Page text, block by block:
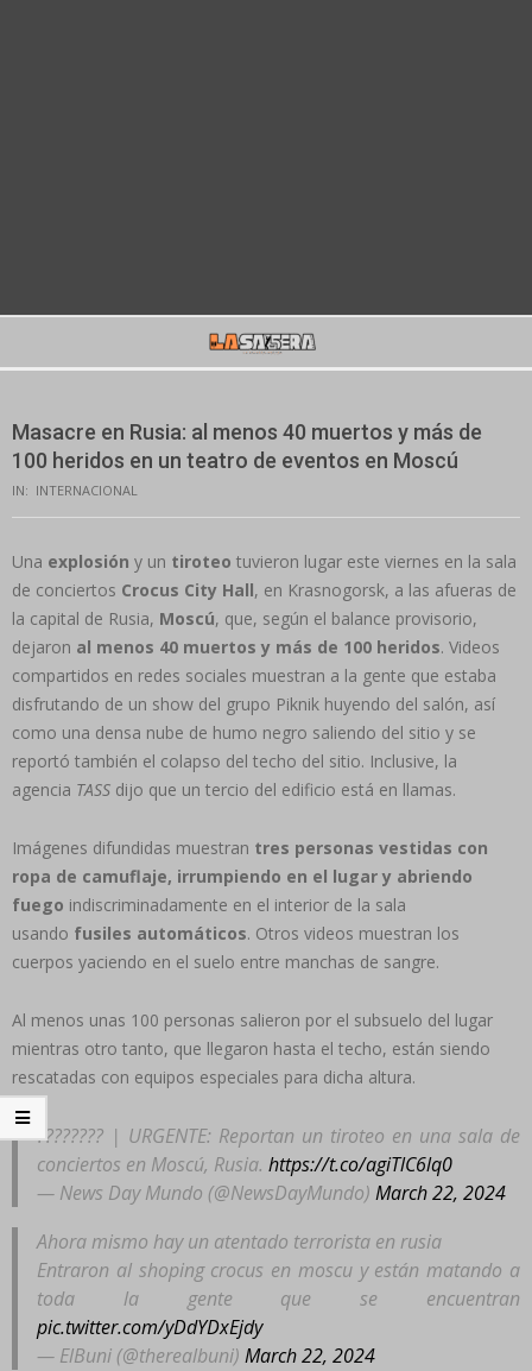
Masacre en Rusia: al menos 40 muertos y más de
100 heridos en un teatro de eventos en Moscú
IN: INTERNACIONAL
Una explosión y un tiroteo tuvieron lugar este viernes en la sala
de conciertos Crocus City Hall, en Krasnogorsk, a las afueras de
la capital de Rusia, Moscú, que, según el balance provisorio,
dejaron al menos 40 muertos y más de 100 heridos. Videos
compartidos en redes sociales muestran a la gente que estaba
disfrutando de un show del grupo Piknik huyendo del salón, así
como una densa nube de humo negro saliendo del sitio y se
reportó también el colapso del techo del sitio. Inclusive, la
agencia TASS dijo que un tercio del edificio está en llamas.
Imágenes difundidas muestran tres personas vestidas con
ropa de camuflaje, irrumpiendo en el lugar y abriendo
fuego indiscriminadamente en el interior de la sala
usando fusiles automáticos. Otros videos muestran los
cuerpos yaciendo en el suelo entre manchas de sangre.
Al menos unas 100 personas salieron por el subsuelo del lugar
mientras otro tanto, que llegaron hasta el techo, están siendo
rescatadas con equipos especiales para dicha altura.
???????? | URGENTE: Reportan un tiroteo en una sala de
conciertos en Moscú, Rusia. https://t.co/agiTlC6lq0
— News Day Mundo (@NewsDayMundo) March 22, 2024
Ahora mismo hay un atentado terrorista en rusia
Entraron al shoping crocus en moscu y están matando a
toda la gente que se encuentran
pic.twitter.com/yDdYDxEjdy
— ElBuni (@therealbuni) March 22, 2024